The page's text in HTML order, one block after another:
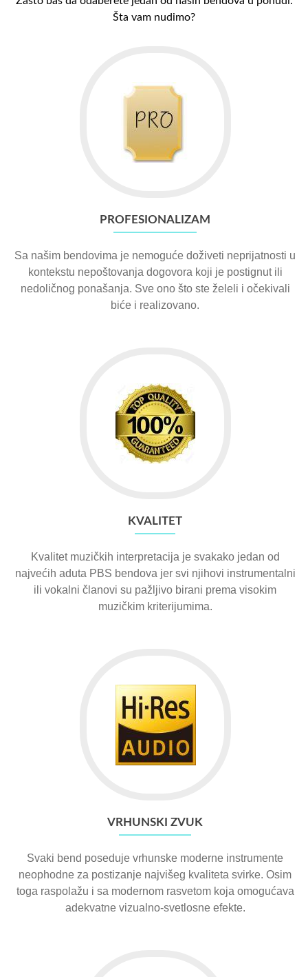
Šta vam nudimo?
PROFESIONALIZAM
Sa našim bendovima je nemoguće doživeti neprijatnosti u
kontekstu nepoštovanja dogovora koji je postignut ili
nedoličnog ponašanja. Sve ono što ste želeli i očekivali
biće i realizovano.
KVALITET
Kvalitet muzičkih interpretacija je svakako jedan od
najvećih aduta PBS bendova jer svi njihovi instrumentalni
ili vokalni članovi su pažljivo birani prema visokim
muzičkim kriterijumima.
VRHUNSKI ZVUK
Svaki bend poseduje vrhunske moderne instrumente
neophodne za postizanje najvišeg kvaliteta svirke. Osim
toga raspolažu i sa modernom rasvetom koja omogućava
adekvatne vizualno-svetlosne efekte.